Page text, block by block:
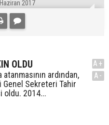
2017
OLDU
ardından,
Sekreteri Tahir
oldu. 2014...
A+
A-